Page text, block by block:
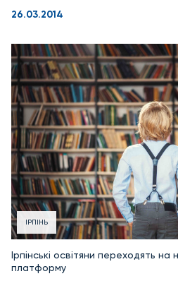
26.03.2014
ІРПІНЬ
Ірпінські освітяни переходять на
платформу